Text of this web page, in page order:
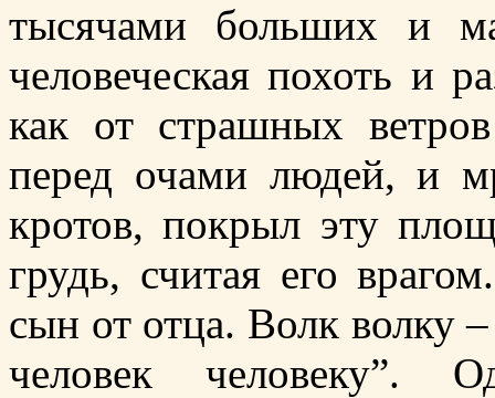
тысячами больших и
человеческая похоть и
как от страшных
перед очами людей, и
кротов, покрыл эту
грудь, считая его
сын от отца. Волк волку
человек